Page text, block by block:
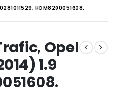
0281011529, HOM8200051608.
Opel
1.9